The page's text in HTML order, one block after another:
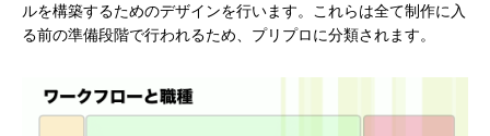
ルを構築するためのデザインを行います。これらは全て制作に入
る前の準備段階で行われるため、プリプロに分類されます。